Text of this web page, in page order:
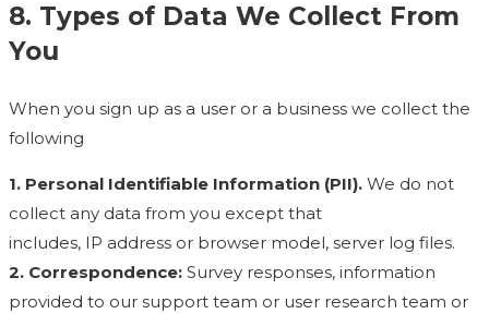
8. Types of Data We Collect From
You
When you sign up as a user or a business we collect the
following
1. Personal Identifiable Information (PII). We do not
collect any data from you except that
includes, IP address or browser model, server log files.
2. Correspondence: Survey responses, information
provided to our support team or user research team or